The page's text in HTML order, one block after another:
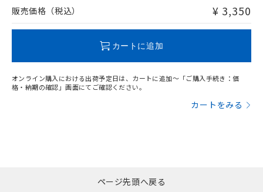
問い合わせください。
販売価格（税込） ¥ 3,350
カートに追加
オンライン購入における出荷予定日は、カートに追加～「ご購入手続き：価
格・納期の確認」画面にてご確認ください。
カートをみる
ページ先頭へ戻る